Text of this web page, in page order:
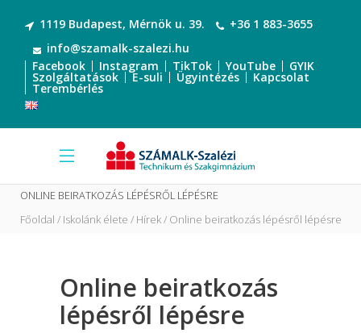
1119 Budapest, Mérnök u. 39.
+36 1 883-3655
info@szamalk-szalezi.hu
Facebook
Instagram TikTok YouTube GYIK
Szolgáltatások E-suli Ügyintézés Kapcsolat
Terembérlés
ONLINE BEIRATKOZÁS LÉPÉSRŐL LÉPÉSRE
Főoldal Iskolánk élete Hírek Online beiratkozás lépésről lépésre
Online beiratkozás
lépésről lépésre